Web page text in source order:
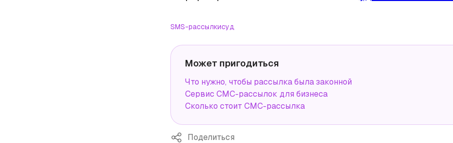
SMS-рассылкисуд
Может пригодиться
Что нужно, чтобы рассылка была законной
Сервис СМС-рассылок для бизнеса
Сколько стоит СМС-рассылка
Поделиться